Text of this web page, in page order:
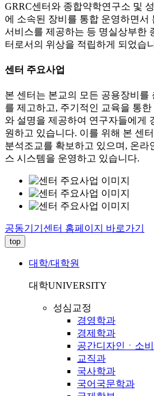
GRRC센터와 종합약학연구소 및
에 소속된 장비를 통합 운영하면서
서비스를 제공하는 등 명실상부한
터로서의 위상을 적립하게 되었습
센터 주요사업
본 센터는 본교의 모든 공용장비를
를 제고하고, 주기적인 교육을 통
와 설명을 제공하여 연구자들에게
원하고 있습니다. 이를 위해 본 센
분석조교를 확보하고 있으며, 온라
스 시스템을 운영하고 있습니다.
공동기기센터 홈페이지 바로가기
top
대학/대학원
대학UNIVERSITY
성심교정
경영학과
경제학과
공간디자인ㆍ소
교직과
국사학과
국어국문학과